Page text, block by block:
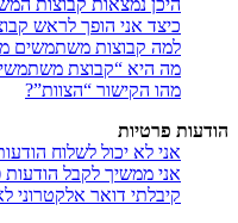
כיצד אני הופך לראש
למה קבוצות משתמשים
מה היא “קבוצת
מהו הקישור “הצוות”?
הודעות פרטיות
אני לא יכול לשלוח
אני ממשיך לקבל הודעות
קיבלתי דואר אלקטרוני